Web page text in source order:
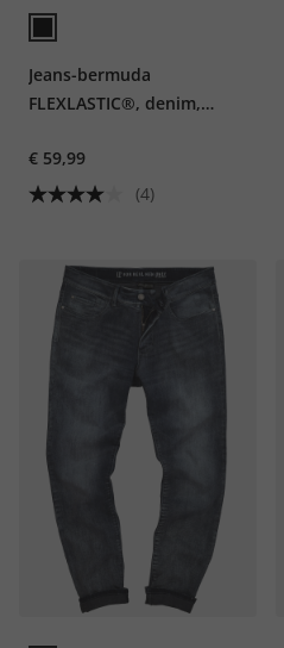
Jeans-bermuda
FLEXLASTIC®, denim,
€ 59,99
(4)